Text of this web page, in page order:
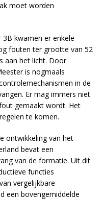
moet worden
kwamen er enkele
fouten ter grootte van 52
aan het licht. Door
is nogmaals
in de
Er mag immers niet
gemaakt wordt. Het
te komen.
ontwikkeling van het
bevat een
van de formatie. Uit dit
functies
vergelijkbare
een bovengemiddelde